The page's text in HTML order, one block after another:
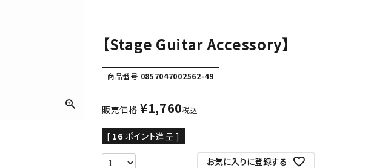
【Stage Guitar Accessory】
商品番号 0857047002562-49
販売価格 ¥1,760税込
[ 16 ポイント進呈 ]
お気に入りに登録する